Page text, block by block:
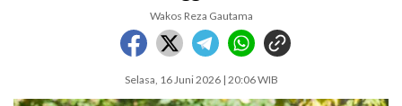
Wakos Reza Gautama
Selasa, 16 Juni 2026 | 20:06 WIB